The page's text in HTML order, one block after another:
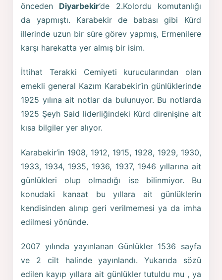
önceden Diyarbekir’de 2.Kolordu komutanlığı
da yapmıştı. Karabekir de babası gibi Kürd
illerinde uzun bir süre görev yapmış, Ermenilere
karşı harekatta yer almış bir isim.
İttihat Terakki Cemiyeti kurucularından olan
emekli general Kazım Karabekir’in günlüklerinde
1925 yılına ait notlar da bulunuyor. Bu notlarda
1925 Şeyh Said liderliğindeki Kürd direnişine ait
kısa bilgiler yer alıyor.
Karabekir’in 1908, 1912, 1915, 1928, 1929, 1930,
1933, 1934, 1935, 1936, 1937, 1946 yıllarına ait
günlükleri olup olmadığı ise bilinmiyor. Bu
konudaki kanaat bu yıllara ait günlüklerin
kendisinden alınıp geri verilmemesi ya da imha
edilmesi yönünde.
2007 yılında yayınlanan Günlükler 1536 sayfa
ve 2 cilt halinde yayınlandı. Yukarıda sözü
edilen kayıp yıllara ait günlükler tutuldu mu , ya